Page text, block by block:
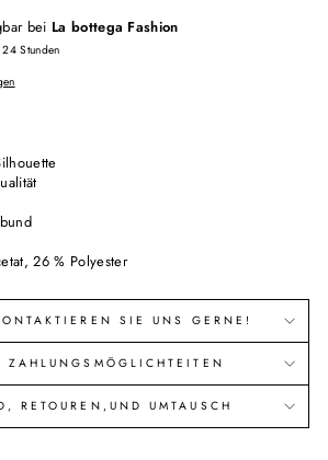
bei La bottega Fashion
Stunden
26 % Polyester
SIE UNS GERNE!
ZAHLUNGSMÖGLICHTEITEN
RETOUREN,UND UMTAUSCH